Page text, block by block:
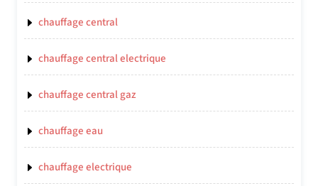
chauffage central
chauffage central electrique
chauffage central gaz
chauffage eau
chauffage electrique